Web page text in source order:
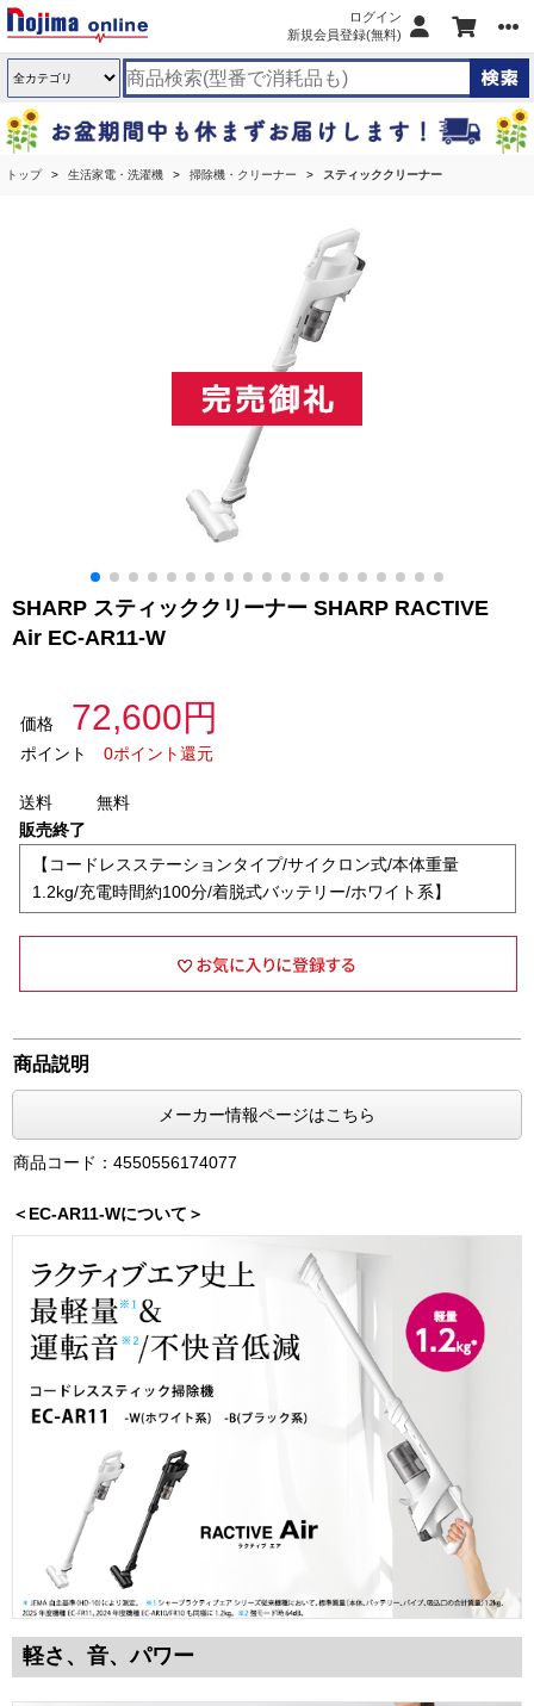
ログイン
新規会員登録(無料)
トップ 生活家電・洗濯機 掃除機・クリーナー スティッククリーナー
SHARP スティッククリーナー SHARP RACTIVE
Air EC-AR11-W
価格 72,600円
ポイント 0ポイント還元
送料
無料
販売終了
【コードレスステーションタイプ/サイクロン式/本体重量
1.2kg/充電時間約100分/着脱式バッテリー/ホワイト系】
商品説明
メーカー情報ページはこちら
商品コード：4550556174077
＜EC-AR11-Wについて＞